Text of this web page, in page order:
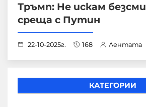
Тръмп: Не искам
среща с Путин
22-10-2025г. 168 Лентата
КАТЕГОРИИ